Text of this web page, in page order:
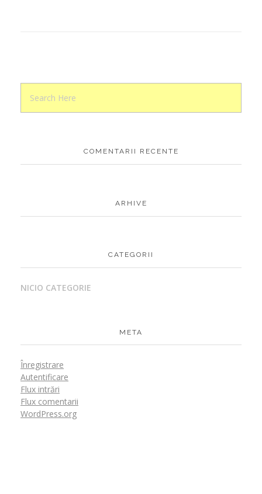
COMENTARII RECENTE
ARHIVE
CATEGORII
NICIO CATEGORIE
META
Înregistrare
Autentificare
Flux intrări
Flux comentarii
WordPress.org